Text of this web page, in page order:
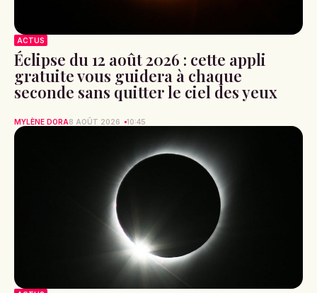
ACTUS
Éclipse du 12 août 2026 : cette appli
gratuite vous guidera à chaque
seconde sans quitter le ciel des yeux
MYLÈNE DORA8 AOÛT 2026 10:45